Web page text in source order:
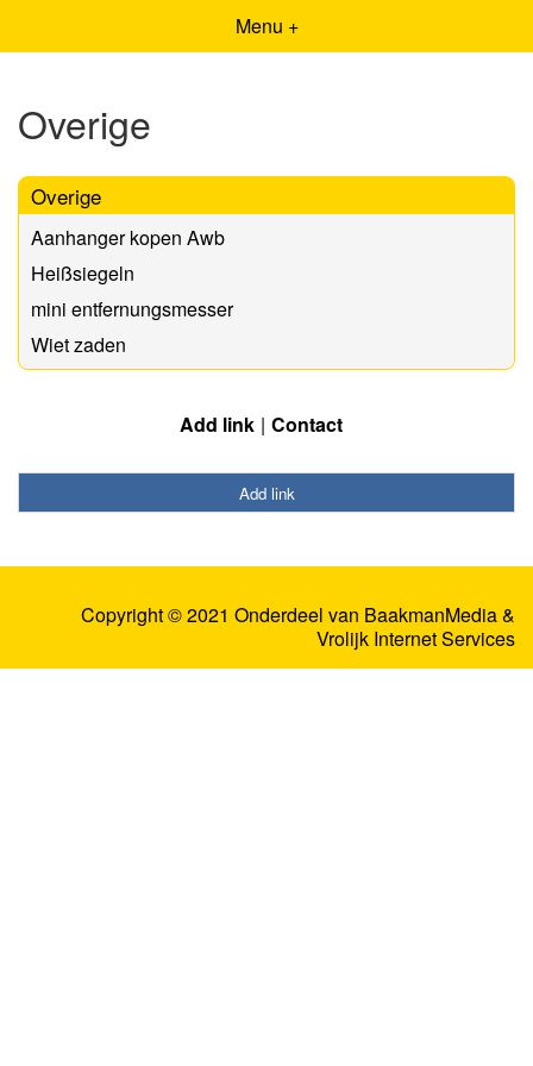
Menu +
Overige
Overige
Aanhanger kopen Awb
Heißsiegeln
mini entfernungsmesser
Wiet zaden
Add link Contact
Add link
Copyright © 2021 Onderdeel van BaakmanMedia&
Vrolijk Internet Services